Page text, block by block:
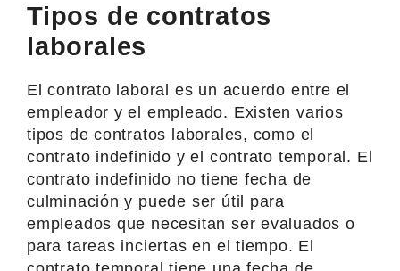
Tipos de contratos
laborales
El contrato laboral es un acuerdo entre el
empleador y el empleado. Existen varios
tipos de contratos laborales, como el
contrato indefinido y el contrato temporal. El
contrato indefinido no tiene fecha de
culminación y puede ser útil para
empleados que necesitan ser evaluados o
para tareas inciertas en el tiempo. El